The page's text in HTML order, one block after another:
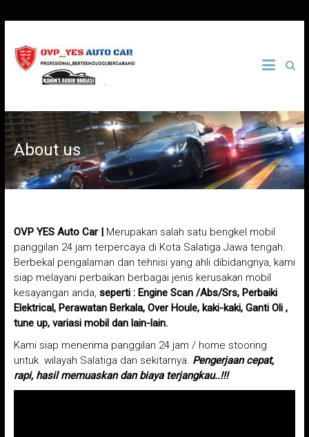
content
OVP
YES
Auto
Car
Bengkel
Mobil
Jam
di
Salatiga
Jawa
Tengah
About us
OVP YES Auto Car |Merupakan salah satu bengkel mobil
panggilan 24 jam terpercaya di Kota Salatiga Jawa tengah.
Berbekal pengalaman dan tehnisi yang ahli dibidangnya, kami
siap melayani perbaikan berbagai jenis kerusakan mobil
kesayangan anda, seperti : Engine Scan /Abs/Srs, Perbaiki
Elektrical, Perawatan Berkala, Over Houle, kaki-kaki, Ganti Oli ,
tune up, variasi mobil dan lain-lain.
Kami siap menerima panggilan 24 jam / home stooring
untuk wilayah Salatiga dan sekitarnya. Pengerjaan cepat,
rapi, hasil memuaskan dan biaya terjangkau..!!!